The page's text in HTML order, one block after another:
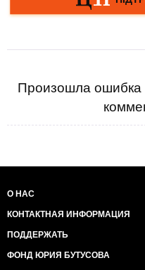
Произошла ошибка
О НАС
КОНТАКТНАЯ ИНФОРМАЦИЯ
ПОДДЕРЖАТЬ
ФОНД ЮРИЯ БУТУСОВА